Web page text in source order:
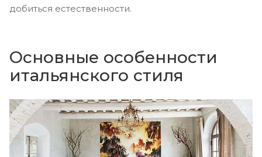
добиться естественности.
Основные особенности
итальянского стиля